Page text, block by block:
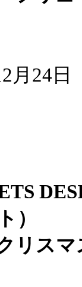
24日
）
リスマ